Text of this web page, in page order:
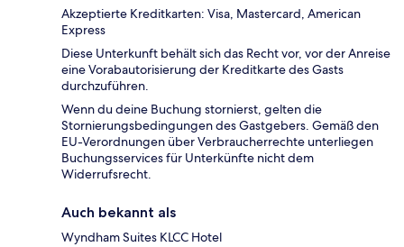
Akzeptierte Kreditkarten: Visa, Mastercard, American
Express
Diese Unterkunft behält sich das Recht vor, vor der Anreise
eine Vorabautorisierung der Kreditkarte des Gasts
durchzuführen.
Wenn du deine Buchung stornierst, gelten die
Stornierungsbedingungen des Gastgebers. Gemäß den
EU-Verordnungen über Verbraucherrechte unterliegen
Buchungsservices für Unterkünfte nicht dem
Widerrufsrecht.
Auch bekannt als
Wyndham Suites KLCC Hotel